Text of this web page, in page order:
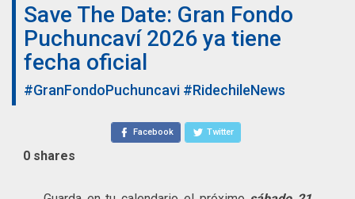
Save The Date: Gran Fondo
Puchuncaví 2026 ya tiene
fecha oficial
#GranFondoPuchuncavi #RidechileNews
Facebook Twitter
0 shares